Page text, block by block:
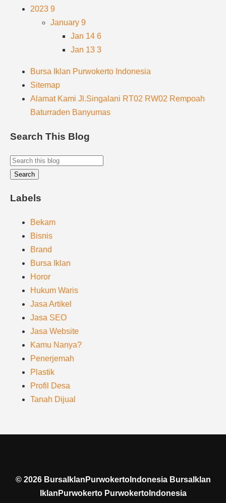
2023 9
January 9
Jan 14 6
Jan 13 3
Bursa Iklan Purwokerto Indonesia
Sitemap
Alamat Kami Jl.Singalani RT02 RW02 Rempoah
Baturraden Banyumas
Search This Blog
Labels
Bekam
Bisnis
Brand
Bursa Iklan
Horor
Hukum Waris
Jasa Artikel
Jasa SEO
Jasa Website
Kamu Nanya?
Penerjemah
Plastik
Profil Desa
Tanah Dijual
© 2026BursaIklanPurwokertoIndonesia BursaIklan
IklanPurwokerto PurwokertoIndonesia